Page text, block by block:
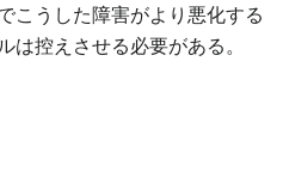
こうした障害がより悪化する
は控えさせる必要がある。